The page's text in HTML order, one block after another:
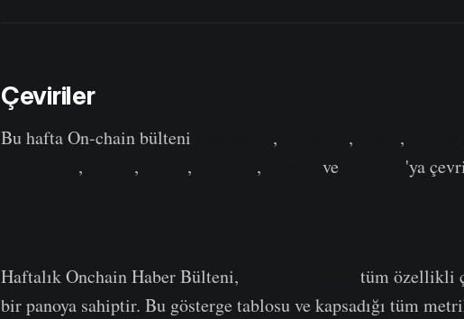
Çeviriler
Bu hafta On-chain bülteni , , ,
, , , , ve 'ya
Haftalık Onchain Haber Bülteni,
tüm özellikli
bir panoya sahiptir. Bu gösterge tablosu ve kapsadığı tüm